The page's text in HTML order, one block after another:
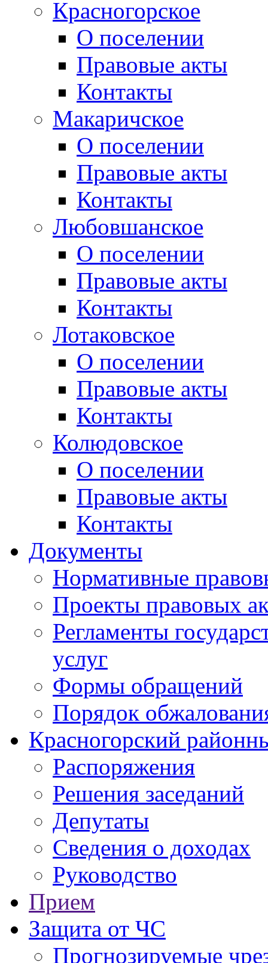
Красногорское
О поселении
Правовые акты
Контакты
Макаричское
О поселении
Правовые акты
Контакты
Любовшанское
О поселении
Правовые акты
Контакты
Лотаковское
О поселении
Правовые акты
Контакты
Колюдовское
О поселении
Правовые акты
Контакты
Документы
Нормативные
Проекты правовых
Регламенты
услуг
Формы обращений
Порядок
Красногорский
Распоряжения
Решения заседаний
Депутаты
Сведения о доходах
Руководство
Прием
Защита от ЧС
Прогнозируемые